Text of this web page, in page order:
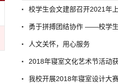
校学生会文建部召开2021年
勇于拼搏团结协作 ——校学
人文关怀，用心服务
2018年寝室文化艺术节活动
我校开展2018年寝室设计大